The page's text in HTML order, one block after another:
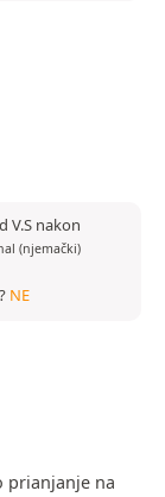
V.S nakon
(njemački)
NE
prianjanje na